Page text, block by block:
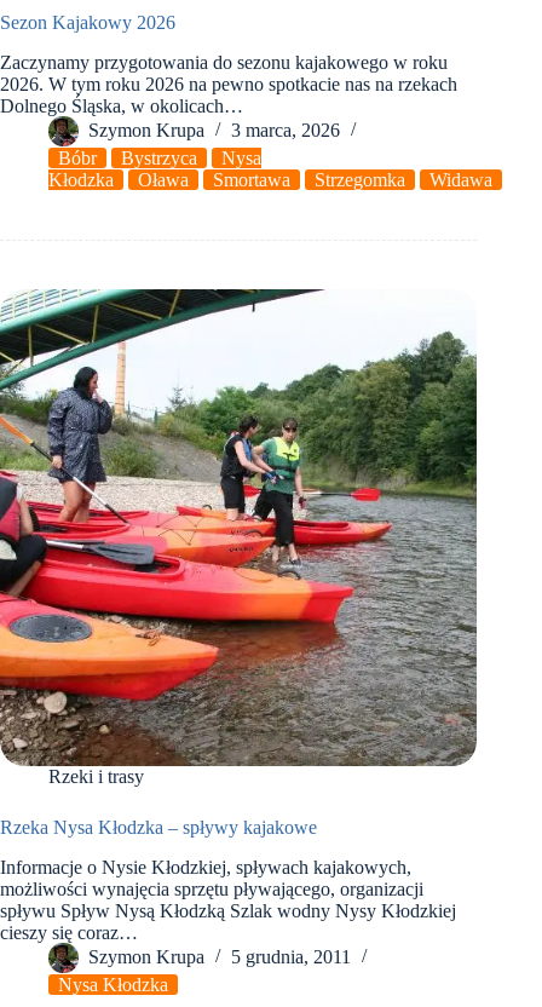
Sezon Kajakowy 2026
Zaczynamy przygotowania do sezonu kajakowego w roku
2026. W tym roku 2026 na pewno spotkacie nas na rzekach
Dolnego Śląska, w okolicach…
Szymon Krupa
3 marca, 2026
Bóbr
Bystrzyca
Nysa
Kłodzka
Oława Smortawa Strzegomka Widawa
Rzeki i trasy
Rzeka Nysa Kłodzka – spływy kajakowe
Informacje o Nysie Kłodzkiej, spływach kajakowych,
możliwości wynajęcia sprzętu pływającego, organizacji
spływu Spływ Nysą Kłodzką Szlak wodny Nysy Kłodzkiej
cieszy się coraz…
Szymon Krupa
5 grudnia, 2011
Nysa Kłodzka